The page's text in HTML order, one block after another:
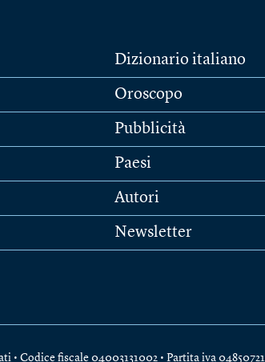
Dizionario italiano
Oroscopo
Pubblicità
Paesi
Autori
Newsletter
Codice fiscale 04003131002 • Partita iva